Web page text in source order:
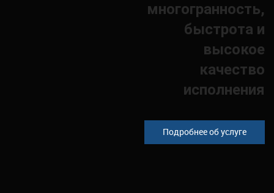
многогранность,
быстрота и
высокое
качество
исполнения
Подробнее об услуге